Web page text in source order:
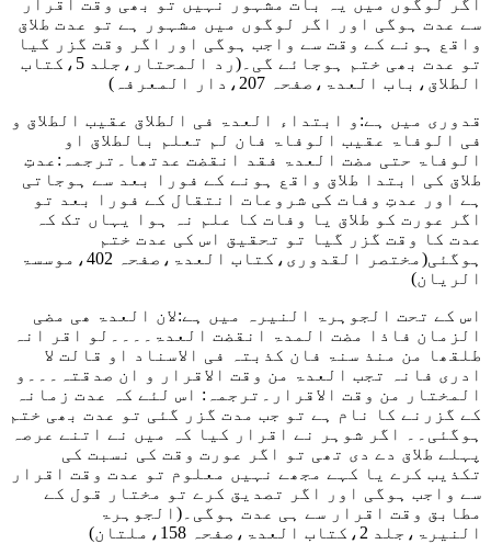
اگر لوگوں میں یہ بات مشہور نہیں تو بھی وقت اقرار
سے عدت ہوگی اور اگر لوگوں میں مشہور ہے تو عدت طلاق
واقع ہونے کے وقت سے واجب ہوگی اور اگر وقت گزر گیا
تو عدت بھی ختم ہوجائے گی
۔(رد المحتار،جلد 5،کتاب
الطلاق،باب العدۃ،صفحہ 207،دار المعرفہ)
قدوری میں ہے:و ابتداء العدۃ فی الطلاق عقیب الطلاق و
فی الوفاۃ عقیب الوفاۃ فان لم تعلم بالطلاق او
الوفاۃ حتی مضت العدۃ فقد انقضت عدتھا ۔ترجمہ:عدتِ
طلاق کی ابتدا طلاق واقع ہونے کے فورا بعد سے ہوجاتی
ہے اور عدتِ وفات کی شروعات انتقال کے فورا بعد تو
اگر عورت کو طلاق یا وفات کا علم نہ ہوا یہاں تک کہ
عدت کا وقت گزر گیا تو تحقیق اس کی عدت ختم
ہوگئی
(مختصر القدوری،کتاب العدۃ،صفحہ 402،موسسۃ
الریان)
اس کے تحت الجوہرۃ النیرہ میں ہے:لان العدۃ ھی مضی
الزمان فاذا مضت المدۃ انقضت العدۃ۔۔۔۔لو اقر انہ
طلقھا من منذ سنۃ فان کذبتہ فی الاسناد او قالت لا
ادری فانہ تجب العدۃ من وقت الاقرار و ان صدقتہ۔۔۔و
المختار من وقت الاقرار ۔ترجمہ: اس لئے کہ عدت زمانہ
کے گزرنے کا نام ہے تو جب مدت گزر گئی تو عدت بھی ختم
ہوگئی۔۔ اگر شوہر نے اقرار کیا کہ میں نے اتنے عرصہ
پہلے طلاق دے دی تھی تو اگر عورت وقت کی نسبت کی
تکذیب کرے یا کہے مجھے نہیں معلوم تو عدت وقت اقرار
سے واجب ہوگی اور اگر تصدیق کرے تو مختار قول کے
مطابق وقت اقرار سے ہی عدت ہوگی۔(الجوہرۃ
النیرۃ،جلد 2،کتاب العدۃ،صفحہ 158،ملتان)